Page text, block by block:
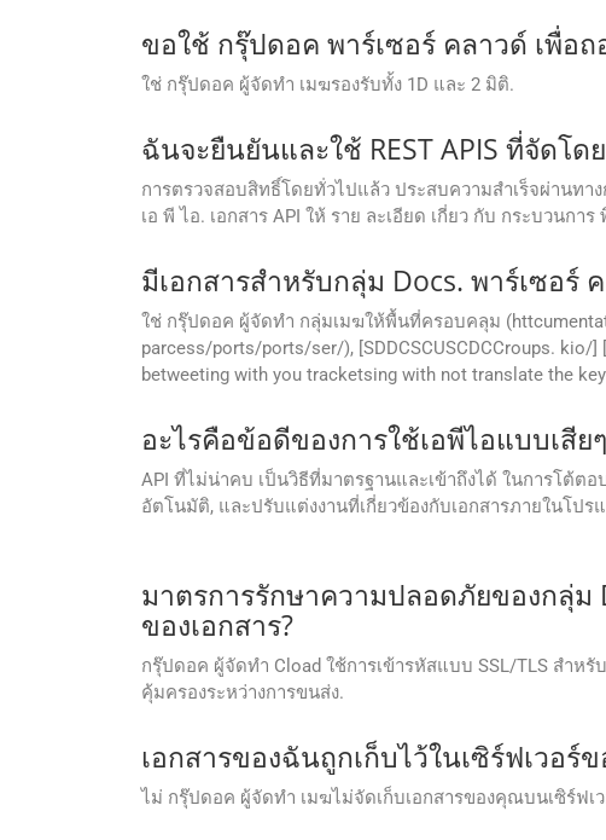
ขอใช้ กรุ๊ปดอค พาร์เซอร์ คลาวด์ เพื่อ
ใช่ กรุ๊ปดอค ผู้จัดทํา เมฆรองรับทั้ง 1D และ 2 มิติ.
ฉันจะยืนยันและใช้ REST APIS ที่จัดโด
การตรวจสอบสิทธิ์โดยทั่วไปแล้ว ประสบความสําเร็จผ่านท
เอ พี ไอ. เอกสาร API ให้ ราย ละเอียด เกี่ยว กับ กระบวนก
มีเอกสารสําหรับกลุ่ม Docs. พาร์เซอร์
ใช่ กรุ๊ปดอค ผู้จัดทํา กลุ่มเมฆให้พื้นที่ครอบคลุม
parcess/ports/ports/ser/), [SDDCSCUSCDCCroups.
betweeting with you tracketsing with not translate the
อะไรคือข้อดีของการใช้เอพีไอแบบเสี
API ที่ไม่น่าคบ เป็นวิธีที่มาตรฐานและเข้าถึงได้ ในการโต้ต
อัตโนมัติ, และปรับแต่งงานที่เกี่ยวข้องกับเอกสารภายในโป
มาตรการรักษาความปลอดภัยของกลุ่ม
ของเอกสาร?
กรุ๊ปดอค ผู้จัดทํา Cload ใช้การเข้ารหัสแบบ SSL/TLS สํา
คุ้มครองระหว่างการขนส่ง.
เอกสารของฉันถูกเก็บไว้ในเซิร์ฟเวอร์
ไม่ กรุ๊ปดอค ผู้จัดทํา เมฆไม่จัดเก็บเอกสารของคุณบนเซิร์ฟ